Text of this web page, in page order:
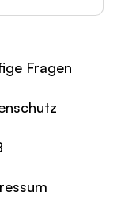
Fragen